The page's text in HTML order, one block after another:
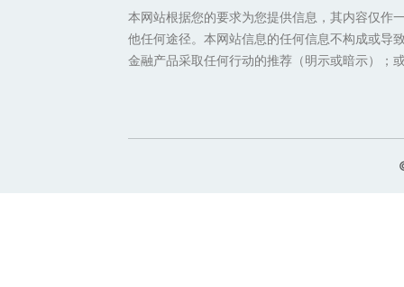
本网站根据您的要求为您提供信息，其内容仅作
他任何途径。本网站信息的任何信息不构成或导
金融产品采取任何行动的推荐（明示或暗示）；